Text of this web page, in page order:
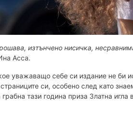
изтънчено нисичка,
Асса.
уважаващо себе си издание не би
си, особено след като
тази година приза Златна игла